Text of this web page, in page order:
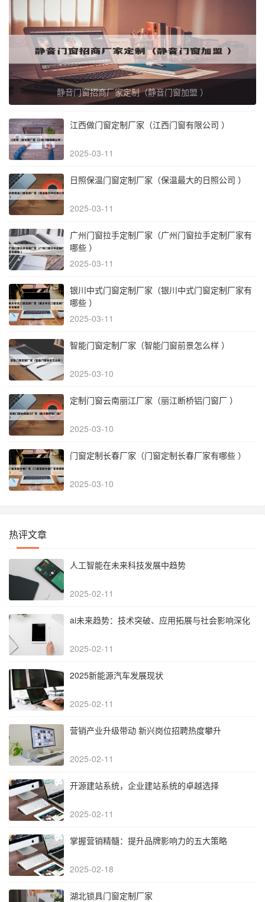
静音门窗招商厂家定制（静音门窗加盟 ）
江西做门窗定制厂家（江西门窗有限公司 ）
2025-03-11
日照保温门窗定制厂家（保温最大的日照公司 ）
2025-03-11
广州门窗拉手定制厂家（广州门窗拉手定制厂家有
哪些 ）
2025-03-11
银川中式门窗定制厂家（银川中式门窗定制厂家有
哪些 ）
2025-03-11
智能门窗定制厂家（智能门窗前景怎么样 ）
2025-03-10
定制门窗云南丽江厂家（丽江断桥铝门窗厂 ）
2025-03-10
门窗定制长春厂家（门窗定制长春厂家有哪些 ）
2025-03-10
热评文章
人工智能在未来科技发展中趋势
2025-02-11
‌ai未来趋势：技术突破、应用拓展与社会影响深化‌
2025-02-11
2025新能源汽车发展现状
2025-02-11
营销产业升级带动 新兴岗位招聘热度攀升
2025-02-11
开源建站系统，企业建站系统的卓越选择
2025-02-11
掌握营销精髓：提升品牌影响力的五大策略
2025-02-18
湖北锁具门窗定制厂家